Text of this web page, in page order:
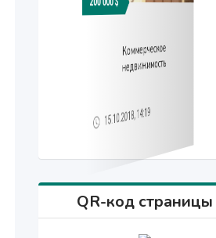
Коммерческое
недвижимость
15.10.2018, 14:19
Коммерческое
недвижимость
15.10.2018, 14:19
Коммерческое
недвижимость
15.10.2018, 14:19
QR-код страницы